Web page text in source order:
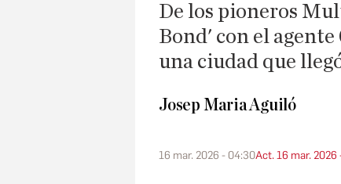
De los pioneros
Bond' con el
una ciudad que
Josep Maria Aguiló
16 mar. 2026 - 04:30Act. 16 mar. 2026